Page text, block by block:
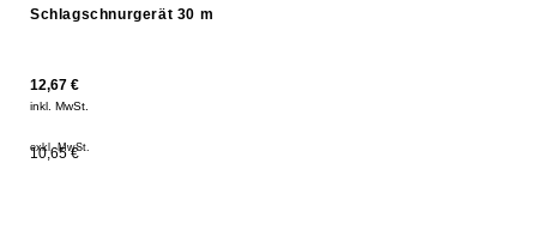
Schlagschnurgerät 30 m
12,67 €
inkl. MwSt.
10,65 €
exkl. MwSt.